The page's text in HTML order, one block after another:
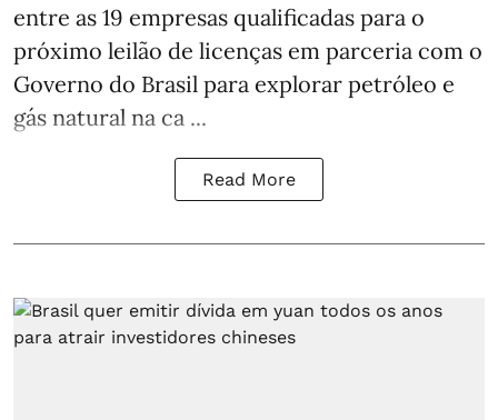
entre as 19 empresas qualificadas para o
próximo leilão de licenças em parceria com o
Governo do Brasil para explorar petróleo e
gás natural na ca ...
Read More